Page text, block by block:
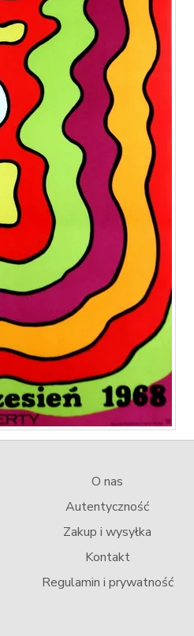
O nas
Autentyczność
Zakup i wysyłka
Kontakt
Regulamin i prywatność